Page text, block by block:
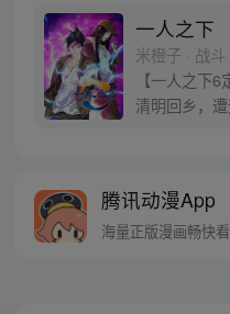
一人之下
米橙子 · 战斗
【一人之下
清明回乡，
密，张楚岚
同踏上“异人”
腾讯动漫App
海量正版漫画畅快看